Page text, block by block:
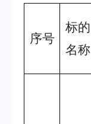
序号
标的
名称